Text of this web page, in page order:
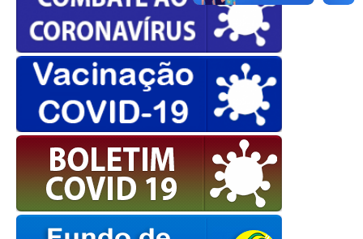
Cookies Policy
powered by WPCookiePro